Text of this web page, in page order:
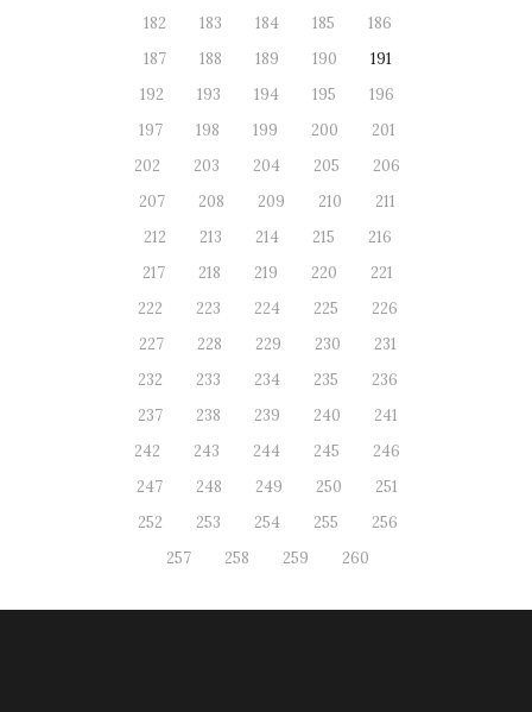
182
183 184 185
186
187
188 189 190
191
192
193 194 195
196
197
198 199 200
201
202
203 204 205
206
207
208 209 210
211
212
213 214 215
216
217
218 219 220
221
222
223 224 225
226
227
228 229 230
231
232
233 234 235
236
237
238 239 240
241
242
243 244 245
246
247
248 249 250
251
252
253 254 255
256
257
258 259 260